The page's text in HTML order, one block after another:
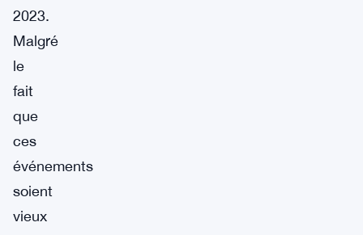
2023.
Malgré
le
fait
que
ces
événements
soient
vieux